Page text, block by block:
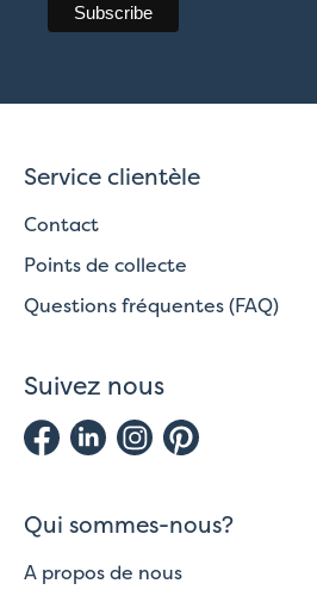
Service clientèle
Contact
Points de collecte
Questions fréquentes (FAQ)
Suivez nous
Qui sommes-nous?
A propos de nous